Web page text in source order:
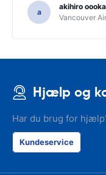
a
akihiro oooka
Vancouver
Hjælp og
Har du brug for
Kundeservice